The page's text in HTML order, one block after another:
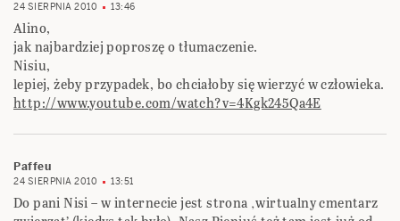
24 SIERPNIA 2010
13:46
Alino,
jak najbardziej poproszę o tłumaczenie.
Nisiu,
lepiej, żeby przypadek, bo chciałoby się wierzyć w człowieka.
http://www.youtube.com/watch?v=4Kgk245Qa4E
Paffeu
24 SIERPNIA 2010 13:51
Do pani Nisi – w internecie jest strona ‚wirtualny cmentarz